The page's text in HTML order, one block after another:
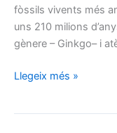
fòssils vivents més
uns 210 milions
gènere – Ginkgo– i
Ginkgo
Llegeix més »